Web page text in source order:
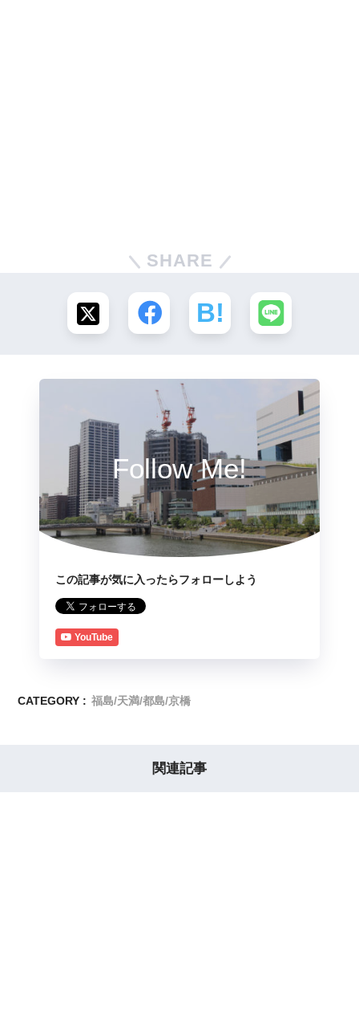
SHARE
Follow Me!
この記事が気に入ったらフォローしよう
YouTube
CATEGORY : 福島/天満/都島/京橋
関連記事